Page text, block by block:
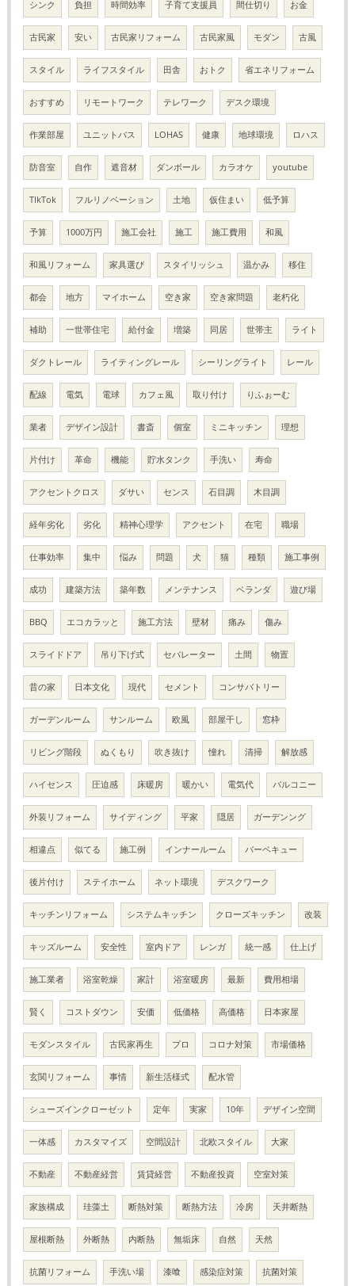
シンク 負担 時間効率 子育て支援員 間仕切り お金
古民家 安い 古民家リフォーム 古民家風 モダン 古風
スタイル ライフスタイル 田舎 おトク 省エネリフォーム
おすすめ リモートワーク テレワーク デスク環境
作業部屋 ユニットバス LOHAS 健康 地球環境 ロハス
防音室 自作 遮音材 ダンボール カラオケ youtube
TIkTok フルリノベーション 土地 仮住まい 低予算
予算 1000万円 施工会社 施工 施工費用 和風
和風リフォーム 家具選び スタイリッシュ 温かみ 移住
都会 地方 マイホーム 空き家 空き家問題 老朽化
補助 一世帯住宅 給付金 増築 同居 世帯主 ライト
ダクトレール ライティングレール シーリングライト レール
配線 電気 電球 カフェ風 取り付け りふぉーむ
業者 デザイン設計 書斎 個室 ミニキッチン 理想
片付け 革命 機能 貯水タンク 手洗い 寿命
アクセントクロス ダサい センス 石目調 木目調
経年劣化 劣化 精神心理学 アクセント 在宅 職場
仕事効率 集中 悩み 問題 犬 猫 種類 施工事例
成功 建築方法 築年数 メンテナンス ベランダ 遊び場
BBQ エコカラッと 施工方法 壁材 痛み 傷み
スライドドア 吊り下げ式 セパレーター 土間 物置
昔の家 日本文化 現代 セメント コンサバトリー
ガーデンルーム サンルーム 欧風 部屋干し 窓枠
リビング階段 ぬくもり 吹き抜け 憧れ 清掃 解放感
ハイセンス 圧迫感 床暖房 暖かい 電気代 バルコニー
外装リフォーム サイディング 平家 隠居 ガーデンング
相違点 似てる 施工例 インナールーム バーベキュー
後片付け ステイホーム ネット環境 デスクワーク
キッチンリフォーム システムキッチン クローズキッチン 改装
キッズルーム 安全性 室内ドア レンガ 統一感 仕上げ
施工業者 浴室乾燥 家計 浴室暖房 最新 費用相場
賢く コストダウン 安価 低価格 高価格 日本家屋
モダンスタイル 古民家再生 プロ コロナ対策 市場価格
玄関リフォーム 事情 新生活様式 配水管
シューズインクローゼット 定年 実家 10年 デザイン空間
一体感 カスタマイズ 空間設計 北欧スタイル 大家
不動産 不動産経営 賃貸経営 不動産投資 空室対策
家族構成 珪藻土 断熱対策 断熱方法 冷房 天井断熱
屋根断熱 外断熱 内断熱 無垢床 自然 天然
抗菌リフォーム 手洗い場 漆喰 感染症対策 抗菌対策